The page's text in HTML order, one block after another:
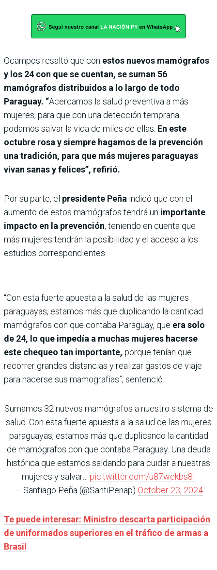
Ocampos resaltó que con estos nuevos mamógrafos
y los 24 con que se cuentan, se suman 56
mamógrafos distribuidos a lo largo de todo
Paraguay. “Acercamos la salud preventiva a más
mujeres, para que con una detección temprana
podamos salvar la vida de miles de ellas. En este
octubre rosa y siempre hagamos de la prevención
una tradición, para que más mujeres paraguayas
vivan sanas y felices”, refirió.
Por su parte, el presidente Peña indicó que con el
aumento de estos mamógrafos tendrá un importante
impacto en la prevención, teniendo en cuenta que
más mujeres tendrán la posibilidad y el acceso a los
estudios correspondientes.
“Con esta fuerte apuesta a la salud de las mujeres
paraguayas, estamos más que duplicando la cantidad
mamógrafos con que contaba Paraguay, que era solo
de 24, lo que impedía a muchas mujeres hacerse
este chequeo tan importante, porque tenían que
recorrer grandes distancias y realizar gastos de viaje
para hacerse sus mamografías”, sentenció.
Sumamos 32 nuevos mamógrafos a nuestro sistema de
salud. Con esta fuerte apuesta a la salud de las mujeres
paraguayas, estamos más que duplicando la cantidad
de mamógrafos con que contaba Paraguay. Una deuda
histórica que estamos saldando para cuidar a nuestras
mujeres y salvar… pic.twitter.com/u87wekbs8I
— Santiago Peña (@SantiPenap) October 23, 2024
Te puede interesar: Ministro descarta participación
de uniformados superiores en el tráfico de armas a
Brasil